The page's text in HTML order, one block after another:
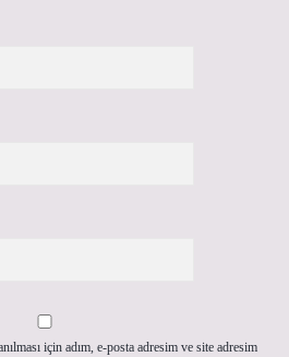
için adım, e-posta adresim ve site adresim